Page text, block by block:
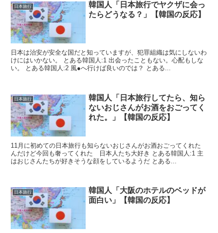
日本旅行
韓国人「日本旅行でヤクザに会っ
たらどうなる？」【韓国の反応】
日本は治安が安全な国だと知っていますが、犯罪組織は気にしないわ
けにはいかない。 とある韓国人:1 出会ったこともない。心配もしな
い。 とある韓国人:2 風●へ行けば良いのでは？ とある...
日本旅行
韓国人「日本旅行してたら、知ら
ないおじさんがお酒をおごってく
れた。」【韓国の反応】
11月に初めての日本旅行も知らないおじさんがお酒おごってくれた
んだけど今回も奢ってくれた 日本人たち大好き とある韓国人:1 主
はおじさんたちが好きそうな顔をしているようだ とある...
日本旅行
韓国人「大阪のホテルのベッドが
面白い」【韓国の反応】